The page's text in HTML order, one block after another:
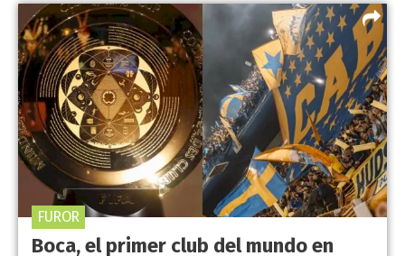
Boca, el primer club del mundo en
FUROR